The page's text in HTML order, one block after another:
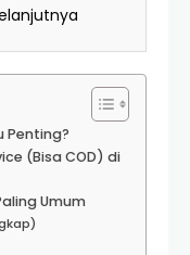
Penting?
(Bisa COD) di
Umum